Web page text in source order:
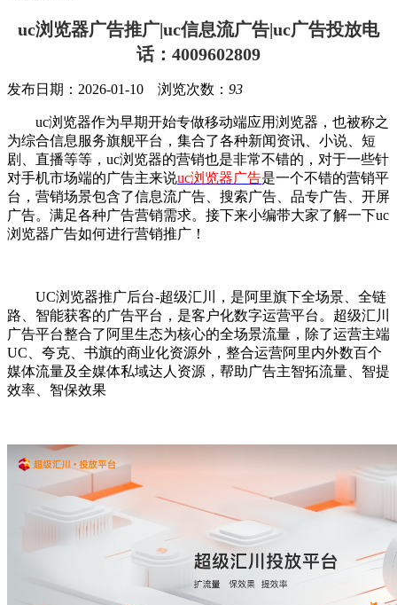
uc浏览器广告推广|uc信息流广告|uc广告投放电
话：4009602809
发布日期：2026-01-10 浏览次数： 93
uc浏览器作为早期开始专做移动端应用浏览器，也被称之
为综合信息服务旗舰平台，集合了各种新闻资讯、小说、短
剧、直播等等，uc浏览器的营销也是非常不错的，对于一些针
对手机市场端的广告主来说uc浏览器广告是一个不错的营销平
台，营销场景包含了信息流广告、搜索广告、品专广告、开屏
广告。满足各种广告营销需求。接下来小编带大家了解一下uc
浏览器广告如何进行营销推广！
UC浏览器推广后台-超级汇川，是阿里旗下全场景、全链
路、智能获客的广告平台，是客户化数字运营平台。超级汇川
广告平台整合了阿里生态为核心的全场景流量，除了运营主端
UC、夸克、书旗的商业化资源外，整合运营阿里内外数百个
媒体流量及全媒体私域达人资源，帮助广告主智拓流量、智提
效率、智保效果